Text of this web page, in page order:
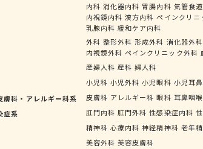
内科 消化器内科 胃腸内科 気管食
内視鏡内科 漢方内科 ペインクリニ
乳腺内科 緩和ケア内科
外科 整形外科 形成外科 消化器外科
内視鏡外科 ペインクリニック外科
産婦人科 産科 婦人科
小児科 小児外科 小児眼科 小児耳
膚科・アレルギー科系
皮膚科 アレルギー科 眼科 耳鼻咽
症系
肛門内科 肛門外科 性感染症内科
精神科 心療内科 神経精神科 老年
美容外科 美容皮膚科